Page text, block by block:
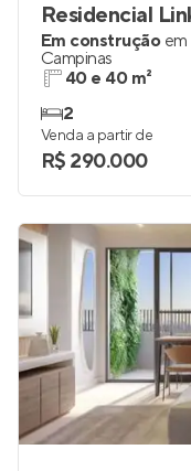
Residencial
Em construção em
Campinas
40 e 40 m²
2
Venda a partir de
R$ 290.000